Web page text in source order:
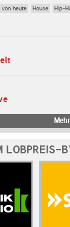
heute House Hip-
LOBPREIS-